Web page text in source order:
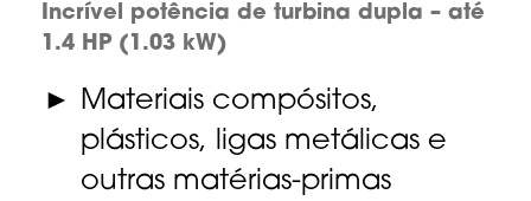
Incrível potência de turbina dupla – até
1.4 HP (1.03 kW)
Materiais compósitos,
plásticos, ligas metálicas e
outras matérias-primas